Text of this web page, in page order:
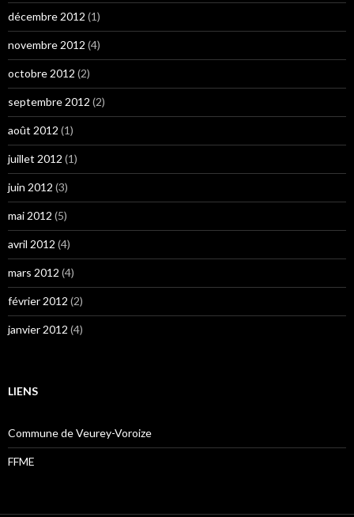
décembre 2012 (1)
novembre 2012 (4)
octobre 2012 (2)
septembre 2012 (2)
août 2012 (1)
juillet 2012 (1)
juin 2012 (3)
mai 2012 (5)
avril 2012 (4)
mars 2012 (4)
février 2012 (2)
janvier 2012 (4)
LIENS
Commune de Veurey-Voroize
FFME